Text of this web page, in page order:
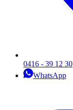
0416 - 39 12 30
WhatsApp